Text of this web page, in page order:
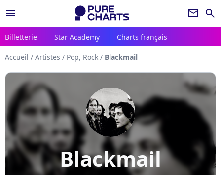
menu newsletter search
Billetterie Star Academy Charts français
Accueil / Artistes / Pop, Rock / Blackmail
Blackmail